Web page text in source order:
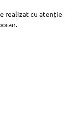
realizat cu atenție